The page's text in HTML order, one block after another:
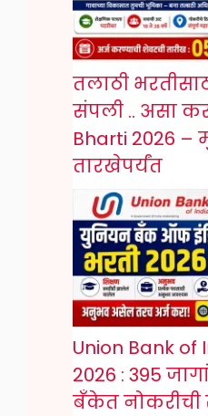
तलाठी
संपली .. असा
Bharti 2026 –
तारखेपर्यंत
Union Bank of
2026 : 395
बँकेत नोकरीची